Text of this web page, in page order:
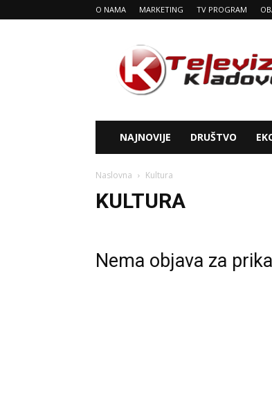
O NAMA MARKETING TV PROGRAM
Tv
Kladovo
NAJNOVIJE DRUŠTVO
Naslovna Kultura
KULTURA
Nema objava za